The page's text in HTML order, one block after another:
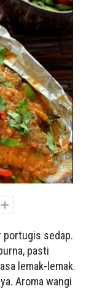
portugis sedap.
pasti
lemak-lemak.
Aroma wangi